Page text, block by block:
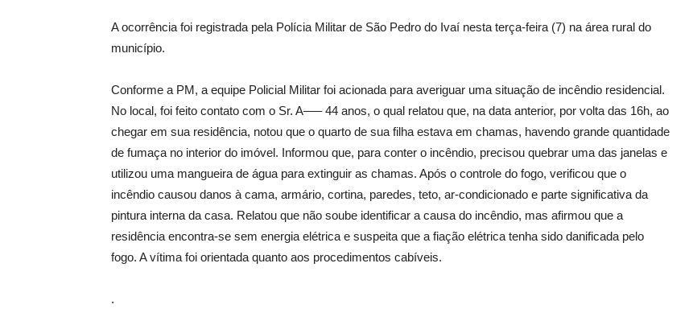
A ocorrência foi registrada pela Polícia Militar de São Pedro do Ivaí nesta terça-feira (7) na área rural do
município.
Conforme a PM, a equipe Policial Militar foi acionada para averiguar uma situação de incêndio residencial.
No local, foi feito contato com o Sr. A—– 44 anos, o qual relatou que, na data anterior, por volta das 16h, ao
chegar em sua residência, notou que o quarto de sua filha estava em chamas, havendo grande quantidade
de fumaça no interior do imóvel. Informou que, para conter o incêndio, precisou quebrar uma das janelas e
utilizou uma mangueira de água para extinguir as chamas. Após o controle do fogo, verificou que o
incêndio causou danos à cama, armário, cortina, paredes, teto, ar-condicionado e parte significativa da
pintura interna da casa. Relatou que não soube identificar a causa do incêndio, mas afirmou que a
residência encontra-se sem energia elétrica e suspeita que a fiação elétrica tenha sido danificada pelo
fogo. A vítima foi orientada quanto aos procedimentos cabíveis.
.